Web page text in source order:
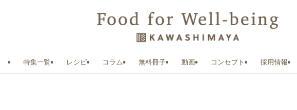
特集一覧 レシピ コラム 無料冊子 動画 コンセプト 採用情報